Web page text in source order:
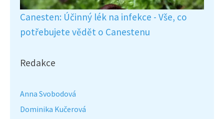
Canesten: Účinný lék na infekce - Vše, co
potřebujete vědět o Canestenu
Redakce
Anna Svobodová
Dominika Kučerová